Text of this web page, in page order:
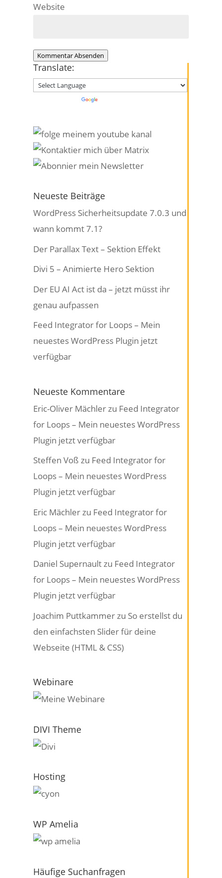
Website
Kommentar Absenden
Translate:
Powered by
Neueste Beiträge
WordPress Sicherheitsupdate 7.0.3 und
wann kommt 7.1?
Der Parallax Text – Sektion Effekt
Divi 5 – Animierte Hero Sektion
Der EU AI Act ist da – jetzt müsst ihr
genau aufpassen
Feed Integrator for Loops – Mein
neuestes WordPress Plugin jetzt
verfügbar
Neueste Kommentare
Eric-Oliver Mächlerzu Feed Integrator
for Loops – Mein neuestes WordPress
Plugin jetzt verfügbar
Steffen Voß zu Feed Integrator for
Loops – Mein neuestes WordPress
Plugin jetzt verfügbar
Eric Mächlerzu Feed Integrator for
Loops – Mein neuestes WordPress
Plugin jetzt verfügbar
Daniel Supernaultzu Feed Integrator
for Loops – Mein neuestes WordPress
Plugin jetzt verfügbar
Joachim Puttkammerzu So erstellst du
den einfachsten Slider für deine
Webseite (HTML & CSS)
Webinare
DIVI Theme
Hosting
WP Amelia
Häufige Suchanfragen